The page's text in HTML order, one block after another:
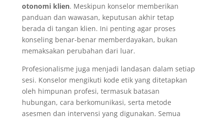
otonomi klien. Meskipun konselor memberikan
panduan dan wawasan, keputusan akhir tetap
berada di tangan klien. Ini penting agar proses
konseling benar-benar memberdayakan, bukan
memaksakan perubahan dari luar.
Profesionalisme juga menjadi landasan dalam setiap
sesi. Konselor mengikuti kode etik yang ditetapkan
oleh himpunan profesi, termasuk batasan
hubungan, cara berkomunikasi, serta metode
asesmen dan intervensi yang digunakan. Semua